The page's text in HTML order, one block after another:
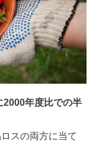
2000年度比での半
スの両方に当て